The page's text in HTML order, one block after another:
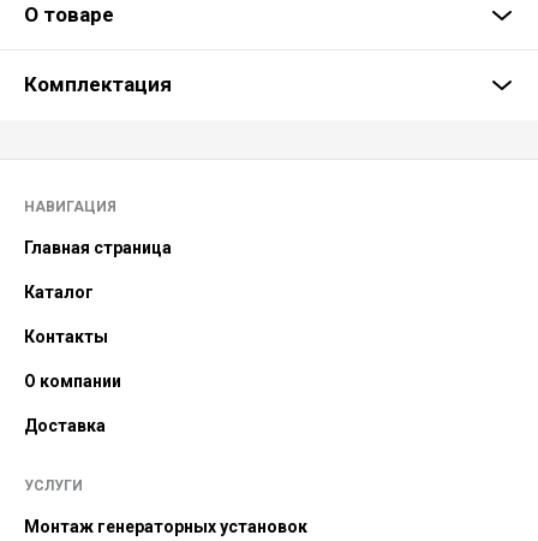
О товаре
Комплектация
НАВИГАЦИЯ
Главная страница
Каталог
Контакты
О компании
Доставка
УСЛУГИ
Монтаж генераторных установок